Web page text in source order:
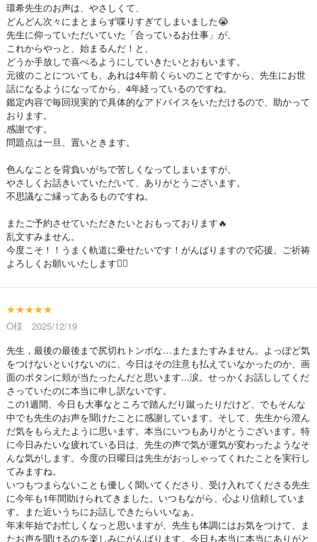
環希先生のお声は、やさしくて、
どんどん次々にまとまらず喋りすぎてしまいました😭
先生に仰っていただいていた「合っているお仕事」が、
これからやっと、始まるんだ！と、
どうか手放しで喜べるようにしていきたいとおもいます。
元彼のことについても、あれは4年前くらいのことですから、先生にお世
話になるようになってから、4年経っているのですね。
鑑定内容で毎回現実的で具体的なアドバイスをいただけるので、助かって
おります。
感謝です。
問題点は一旦、置いときます。
色んなことを背負いがちで苦しくなってしまいますが、
やさしくお話きいていただいて、ありがとうございます。
不思議なご縁ってあるものですね。
またご予約させていただきたいとおもっております🔥
乱文すみません。
今度こそ！！うまく軌道に乗せたいです！がんばりますので応援、ご祈祷
よろしくお願いいたします🙇‍♀️
★★★★★
O様 2025/12/19
先生，最後の最後まで尻切れトンボな…またまたすみません。よっぽど気
をつけないといけないのに、今日はその注意も払えていなかったのか、画
面のボタンに頬が当たったんだと思います...涙。せっかくお話ししてくだ
さっていたのに本当に申し訳ないです。
この1週間、今日も大事なところで踏んだり蹴ったりだけど、でもそんな
中でも先生のお声を聞けたことに感謝しています。そして、先生から澄ん
だ気をもらえたように思います。本当にいつもありがとうございます。特
に今日みたいな疲れている日は、先生の声で気が運気が変わったようなそ
んな気がします。今度の日曜日は先生がおっしゃってくれたことを実行し
てみますね。
いつもつまらないことも優しく聞いてくださり、受け入れてくださる先生
に今年も1年間助けられてきました。いつもながら、心より信頼していま
す。また近いうちにお話しできたらいいなぁ。
年末年始でお忙しくなっと思いますが、先生も体調にはお気をつけて、ま
たお声を聞けるのを楽しみにがんばります。今日も本当に本当にありがと